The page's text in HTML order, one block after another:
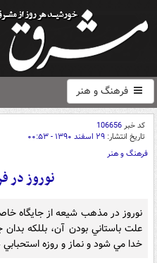
فرهنگ و هنر
کد خبر106656
تاریخ انتشار: ۲۹ اسفند ۱۳۹۰ - ۰۰:۵۳
فرهنگ و هنر
نوروز در
نوروز در مذهب شيعه از جايگاه
علت باستاني بودن آن، بللکه
خدا مي شود و نماز و روزه استحبابي